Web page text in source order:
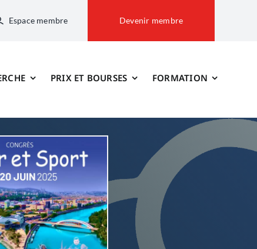
Espace membre Devenir membre
PRIX ET BOURSES FORMATION